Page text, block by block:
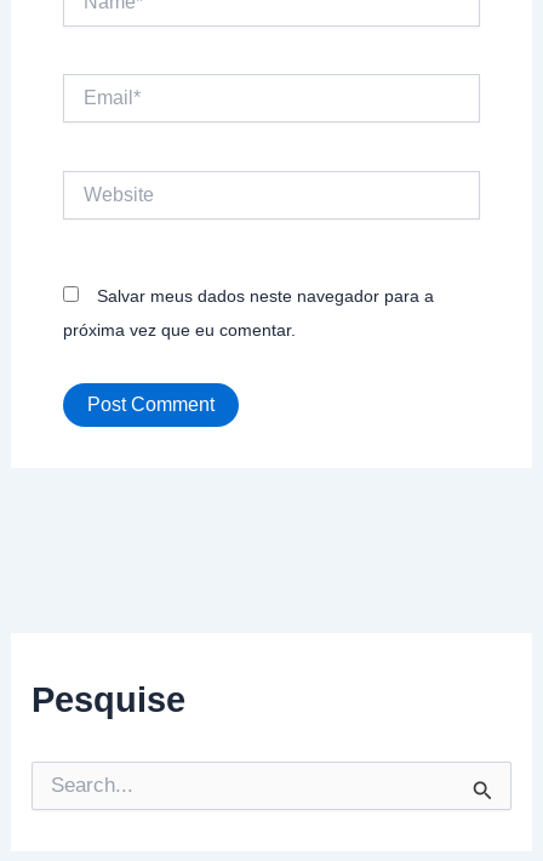
Pesquise
e
Email*
Website
Salvar meus dados neste navegador para a
próxima vez que eu comentar.